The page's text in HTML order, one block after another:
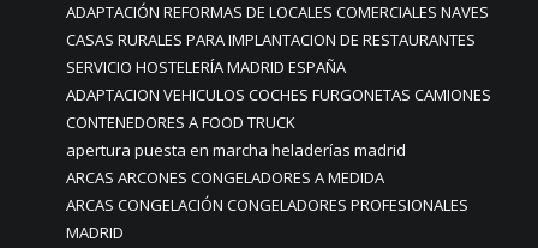
ADAPTACIÓN REFORMAS DE LOCALES COMERCIALES NAVES
CASAS RURALES PARA IMPLANTACION DE RESTAURANTES
SERVICIO HOSTELERÍA MADRID ESPAÑA
ADAPTACION VEHICULOS COCHES FURGONETAS CAMIONES
CONTENEDORES A FOOD TRUCK
apertura puesta en marcha heladerías madrid
ARCAS ARCONES CONGELADORES A MEDIDA
ARCAS CONGELACIÓN CONGELADORES PROFESIONALES
MADRID